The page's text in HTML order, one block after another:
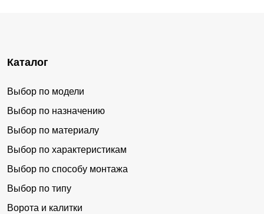
Каталог
Выбор по модели
Выбор по назначению
Выбор по материалу
Выбор по характеристикам
Выбор по способу монтажа
Выбор по типу
Ворота и калитки